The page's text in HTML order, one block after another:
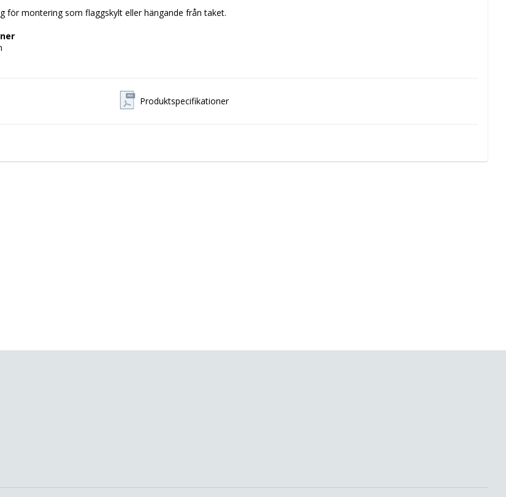
för montering som flaggskylt eller hängande från taket.
Produktspecifikationer